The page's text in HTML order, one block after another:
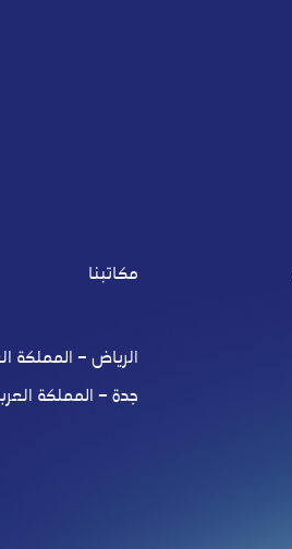
مكاتبنا
الرياض – المملكة
جدة – المملكة